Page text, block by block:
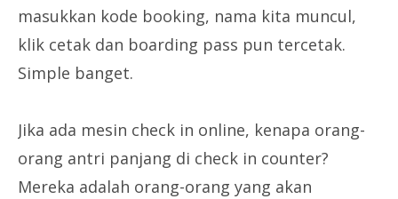
masukkan kode booking, nama kita muncul,
klik cetak dan boarding pass pun tercetak.
Simple banget.
Jika ada mesin check in online, kenapa orang-
orang antri panjang di check in counter?
Mereka adalah orang-orang yang akan